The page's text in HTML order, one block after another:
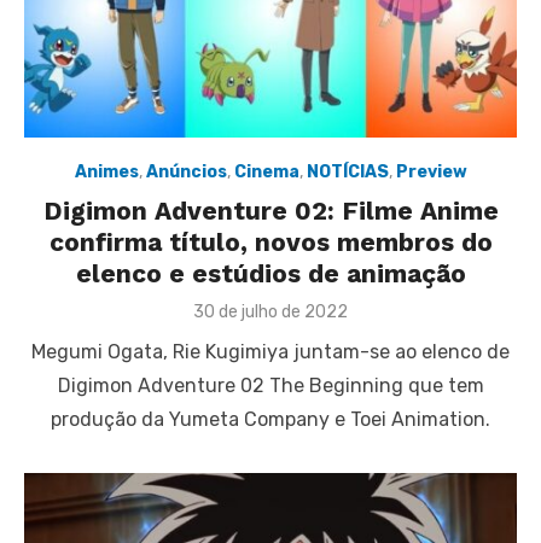
Animes,Anúncios, Cinema, NOTÍCIAS, Preview
Digimon Adventure 02: Filme Anime
confirma título, novos membros do
elenco e estúdios de animação
Posted
30 de julho de 2022
Megumi Ogata, Rie Kugimiya juntam-se ao elenco de
Digimon Adventure 02 The Beginning que tem
produção da Yumeta Company e Toei Animation.